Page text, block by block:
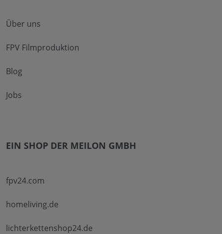
Über uns
FPV Filmproduktion
Blog
Jobs
EIN SHOP DER MEILON GMBH
fpv24.com
homeliving.de
lichterkettenshop24.de